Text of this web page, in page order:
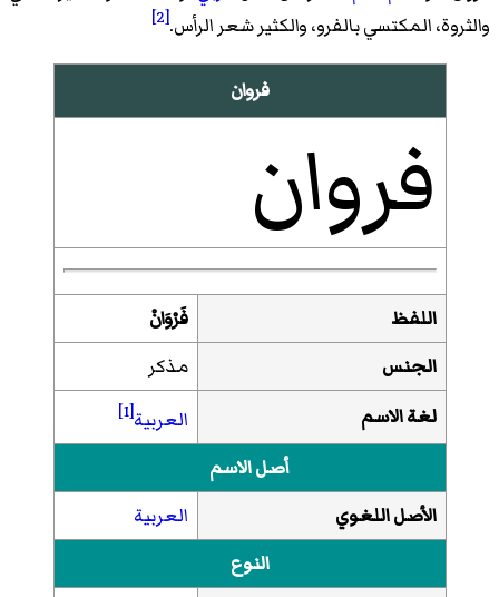
والثروة، المكتسي بالفرو، والكثير شعر الرأس.[2]
فروان
فروان
اللفظ
فَرْوَانْ
الجنس
مذكر
لغة الاسم
العربية[1]
أصل الاسم
الأصل اللغوي
العربية
النوع